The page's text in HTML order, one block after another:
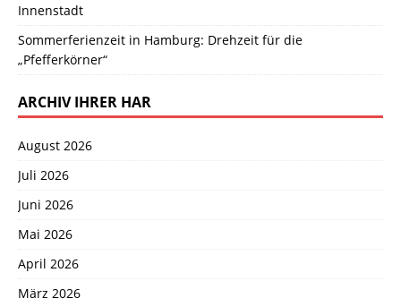
Innenstadt
Sommerferienzeit in Hamburg: Drehzeit für die
„Pfefferkörner“
ARCHIV IHRER HAR
August 2026
Juli 2026
Juni 2026
Mai 2026
April 2026
März 2026